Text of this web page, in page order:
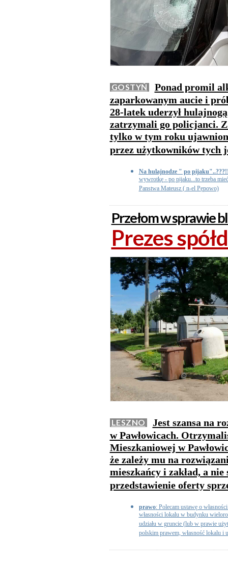
GOSTYŃ
Ponad promil
zaparkowanym aucie i
28-latek uderzył
zatrzymali go policjanci.
tylko w tym roku
przez użytkowników tych
Na hulajnodze " po
wywrotkę - po pijaku...to trzeba
Panstwa Mateusz ( n-el Pępowo)
Przełom w sprawie
Prezes
LESZNO
Jest szansa na
w Pawłowicach.
Mieszkaniowej w
że zależy mu na
mieszkańcy i zakład, a
przedstawienie oferty
prawo: Polecam ustawę o
własności lokalu w budynku
udziału w gruncie (lub w prawie
polskim prawem, własność lokalu i